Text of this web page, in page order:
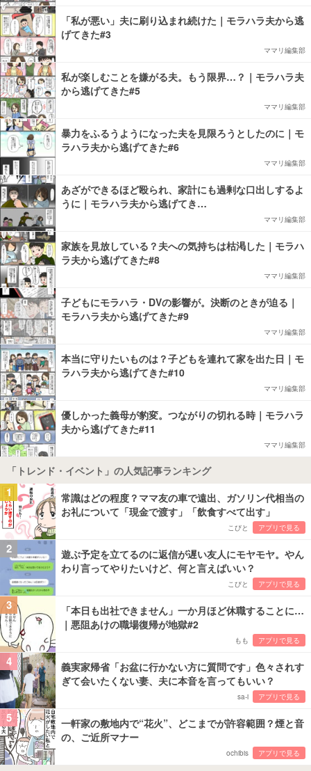
「私が悪い」夫に刷り込まれ続けた｜モラハラ夫から逃
げてきた#3
ママリ編集部
私が楽しむことを嫌がる夫。もう限界…？｜モラハラ夫
から逃げてきた#5
ママリ編集部
暴力をふるうようになった夫を見限ろうとしたのに｜モ
ラハラ夫から逃げてきた#6
ママリ編集部
あざができるほど殴られ、家計にも過剰な口出しするよ
うに｜モラハラ夫から逃げてき…
ママリ編集部
家族を見放している？夫への気持ちは枯渇した｜モラハ
ラ夫から逃げてきた#8
ママリ編集部
子どもにモラハラ・DVの影響が。決断のときが迫る｜
モラハラ夫から逃げてきた#9
ママリ編集部
本当に守りたいものは？子どもを連れて家を出た日｜モ
ラハラ夫から逃げてきた#10
ママリ編集部
優しかった義母が豹変。つながりの切れる時｜モラハラ
夫から逃げてきた#11
ママリ編集部
「トレンド・イベント」の人気記事ランキング
1
常識はどの程度？ママ友の車で遠出、ガソリン代相当の
お礼について「現金で渡す」「飲食すべて出す」
こびと アプリで見る
2
遊ぶ予定を立てるのに返信が遅い友人にモヤモヤ。やん
わり言ってやりたいけど、何と言えばいい？
こびと アプリで見る
3
「本日も出社できません」一か月ほど休職することに…
｜悪阻あけの職場復帰が地獄#2
もも アプリで見る
4
義実家帰省「お盆に行かない方に質問です」色々されす
ぎて会いたくない妻、夫に本音を言ってもいい？
sa-i アプリで見る
5
一軒家の敷地内で“花火”、どこまでが許容範囲？煙と音
の、ご近所マナー
ochibis アプリで見る